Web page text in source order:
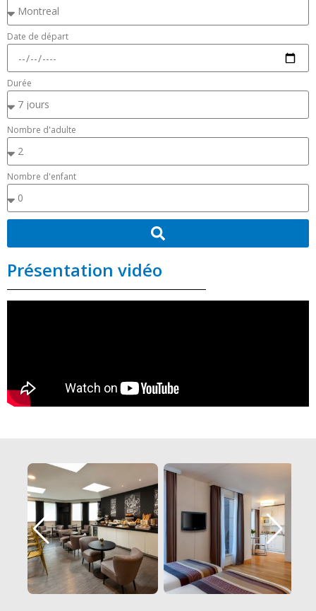
Date de départ
Durée
Nombre d'adulte
Nombre d'enfant
Présentation vidéo